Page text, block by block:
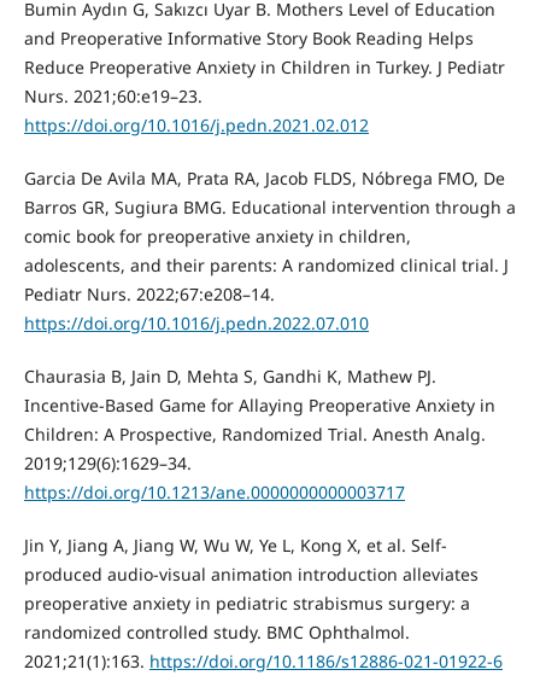
Bumin Aydın G, Sakızcı Uyar B. Mothers Level of Education
and Preoperative Informative Story Book Reading Helps
Reduce Preoperative Anxiety in Children in Turkey. J Pediatr
Nurs. 2021;60:e19–23.
https://doi.org/10.1016/j.pedn.2021.02.012
Garcia De Avila MA, Prata RA, Jacob FLDS, Nóbrega FMO, De
Barros GR, Sugiura BMG. Educational intervention through a
comic book for preoperative anxiety in children,
adolescents, and their parents: A randomized clinical trial. J
Pediatr Nurs. 2022;67:e208–14.
https://doi.org/10.1016/j.pedn.2022.07.010
Chaurasia B, Jain D, Mehta S, Gandhi K, Mathew PJ.
Incentive-Based Game for Allaying Preoperative Anxiety in
Children: A Prospective, Randomized Trial. Anesth Analg.
2019;129(6):1629–34.
https://doi.org/10.1213/ane.0000000000003717
Jin Y, Jiang A, Jiang W, Wu W, Ye L, Kong X, et al. Self-
produced audio-visual animation introduction alleviates
preoperative anxiety in pediatric strabismus surgery: a
randomized controlled study. BMC Ophthalmol.
2021;21(1):163. https://doi.org/10.1186/s12886-021-01922-6